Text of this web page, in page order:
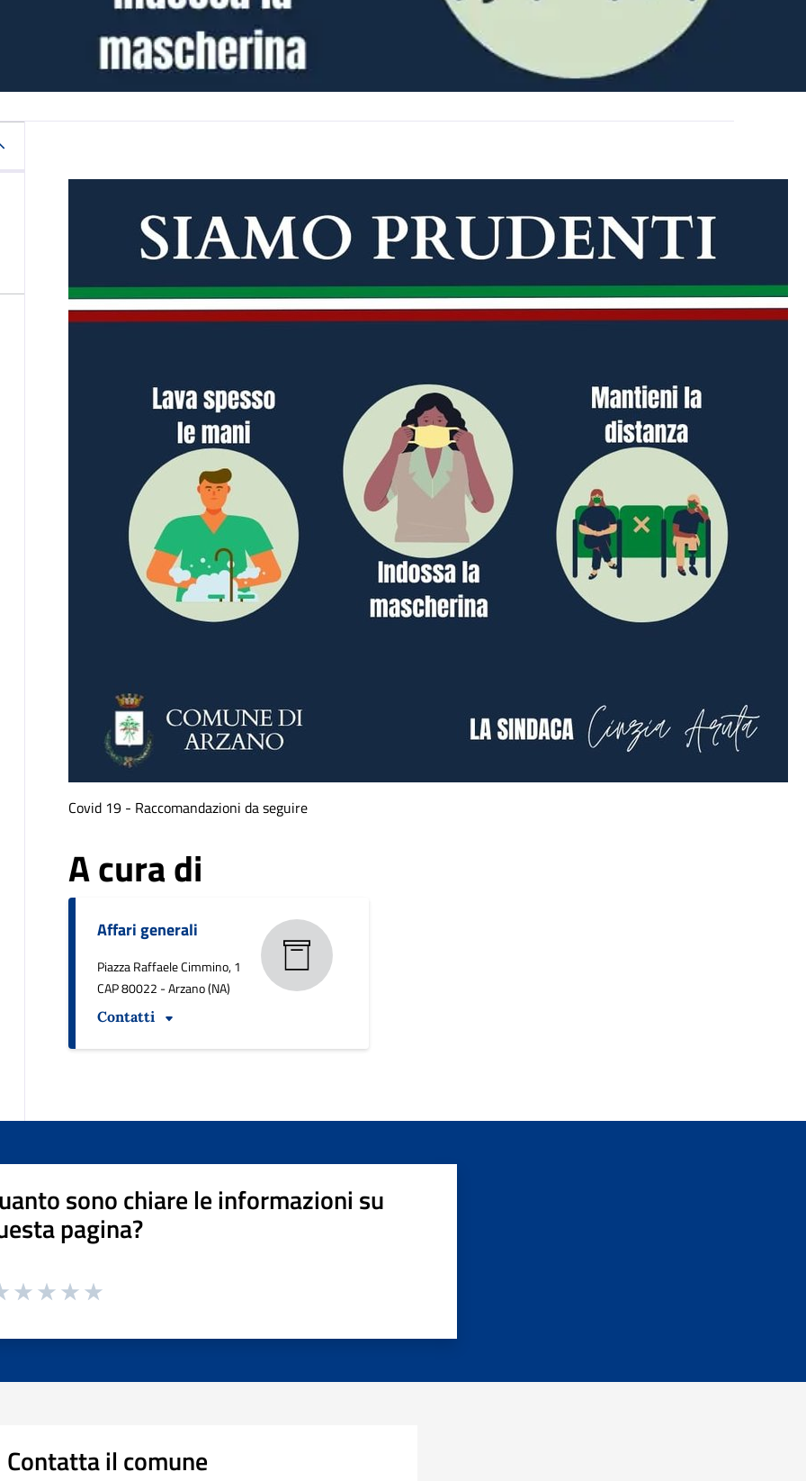
Covid 19 - Raccomandazioni da seguire
A cura di
Affari generali
Piazza Raffaele Cimmino, 1
CAP 80022 - Arzano (NA)
Contatti
sono chiare le informazioni su
pagina?
Contatta il comune